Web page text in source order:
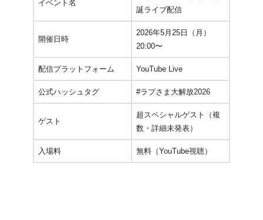
イベント名
誕ライブ配信
開催日時
2026年5月25日（月）
20:00〜
配信プラットフォーム YouTube Live
公式ハッシュタグ #ラプさま大解放2026
ゲスト
超スペシャルゲスト（複
数・詳細未発表）
入場料 無料（YouTube視聴）